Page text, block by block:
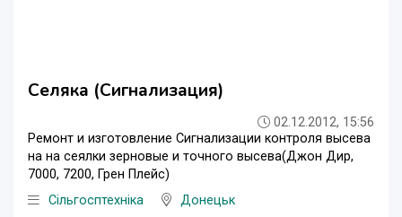
Селяка (Сигнализация)
02.12.2012, 15:56
Ремонт и изготовление Сигнализации контроля высева
на на сеялки зерновые и точного высева(Джон Дир,
7000, 7200, Грен Плейс)
Сільгосптехніка
Донецьк